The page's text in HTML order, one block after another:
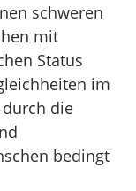
schweren
mit
Status
im
die
bedingt